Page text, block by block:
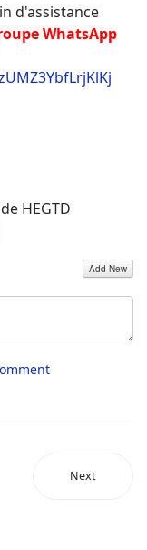
d'assistance
WhatsApp
HEGTD
Add New
Next